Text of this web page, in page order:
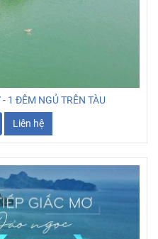
1 ĐÊM NGỦ TRÊN TÀU
Liên hệ